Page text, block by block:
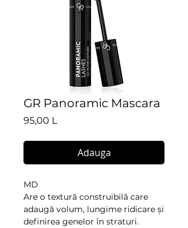
GR Panoramic Mascara
95,00 L
Adauga
MD
Are o textură construibilă care
adaugă volum, lungime ridicare și
definirea genelor în straturi.